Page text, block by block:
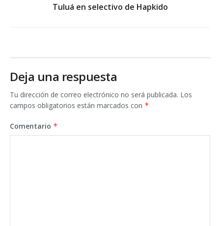
Tuluá en selectivo de Hapkido
Deja una respuesta
Tu dirección de correo electrónico no será publicada. Los
campos obligatorios están marcados con *
Comentario *